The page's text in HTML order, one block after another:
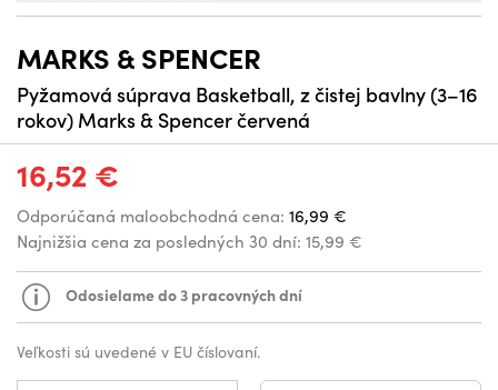
MARKS & SPENCER
Pyžamová súprava Basketball, z čistej bavlny (3–16
rokov) Marks & Spencer červená
16,52 €
Odporúčaná maloobchodná cena: 16,99 €
Najnižšia cena za posledných 30 dní: 15,99 €
Odosielame do 3 pracovných dní
Veľkosti sú uvedené v EU číslovaní.